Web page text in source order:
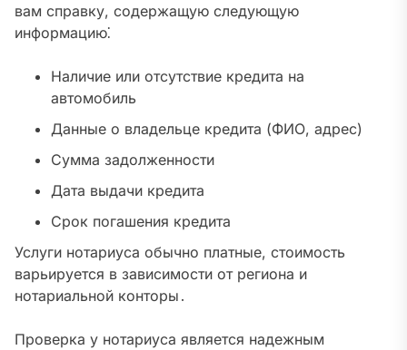
вам справку, содержащую следующую
информацию⁚
Наличие или отсутствие кредита на
автомобиль
Данные о владельце кредита (ФИО, адрес)
Сумма задолженности
Дата выдачи кредита
Срок погашения кредита
Услуги нотариуса обычно платные, стоимость
варьируется в зависимости от региона и
нотариальной конторы․
Проверка у нотариуса является надежным